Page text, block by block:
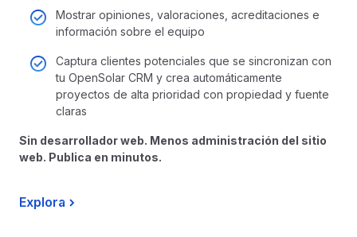
Mostrar opiniones, valoraciones, acreditaciones e
información sobre el equipo
Captura clientes potenciales que se sincronizan con
tu OpenSolar CRM y crea automáticamente
proyectos de alta prioridad con propiedad y fuente
claras
Sin desarrollador web. Menos administración del sitio
web. Publica en minutos.
Explora